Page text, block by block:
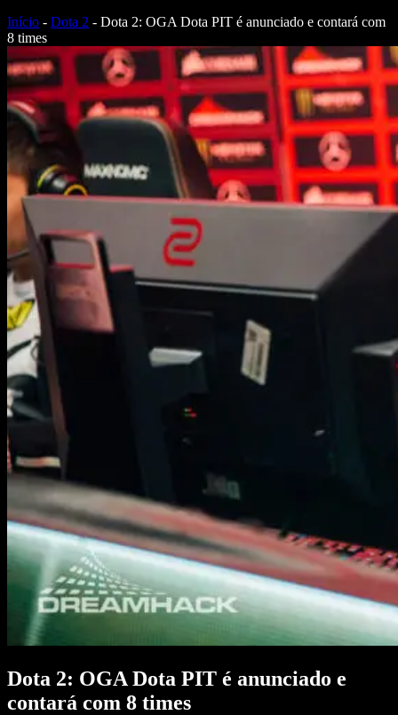
Início - Dota 2 - Dota 2: OGA Dota PIT é anunciado e contará com
8 times
Dota 2: OGA Dota PIT é anunciado e
contará com 8 times